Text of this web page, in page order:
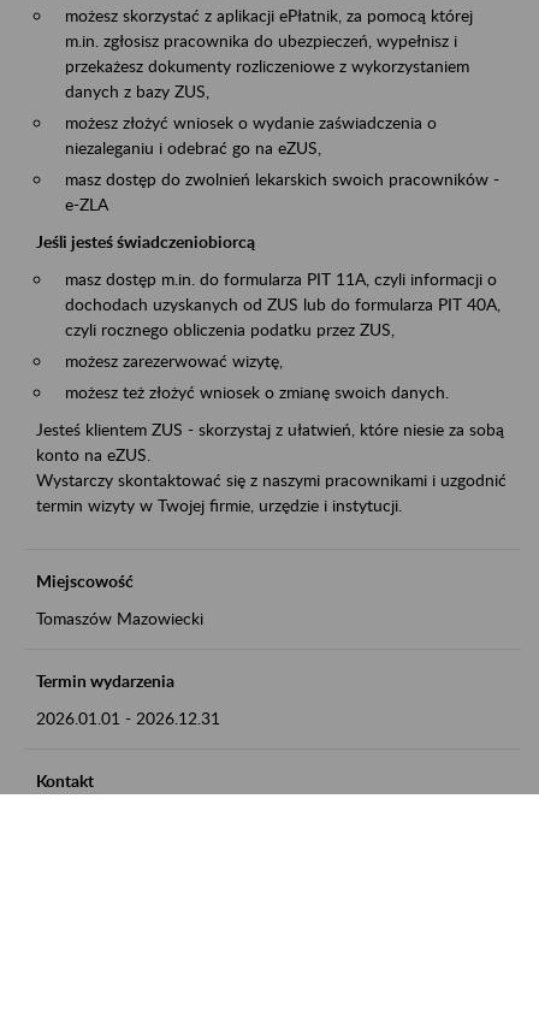
możesz skorzystać z aplikacji ePłatnik, za pomocą której
m.in. zgłosisz pracownika do ubezpieczeń, wypełnisz i
przekażesz dokumenty rozliczeniowe z wykorzystaniem
danych z bazy ZUS,
możesz złożyć wniosek o wydanie zaświadczenia o
niezaleganiu i odebrać go na eZUS,
masz dostęp do zwolnień lekarskich swoich pracowników -
e-ZLA
Jeśli jesteś świadczeniobiorcą
masz dostęp m.in. do formularza PIT 11A, czyli informacji o
dochodach uzyskanych od ZUS lub do formularza PIT 40A,
czyli rocznego obliczenia podatku przez ZUS,
możesz zarezerwować wizytę,
możesz też złożyć wniosek o zmianę swoich danych.
Jesteś klientem ZUS - skorzystaj z ułatwień, które niesie za sobą
konto na eZUS.
Wystarczy skontaktować się z naszymi pracownikami i uzgodnić
termin wizyty w Twojej firmie, urzędzie i instytucji.
Miejscowość
Tomaszów Mazowiecki
Termin wydarzenia
2026.01.01 - 2026.12.31
Kontakt